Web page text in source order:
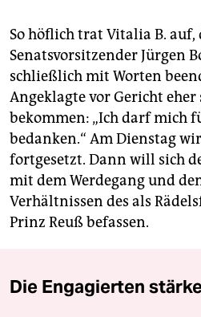
So höflich trat Vitalia B. auf,
Senatsvorsitzender Jürgen
schließlich mit Worten
Angeklagte vor Gericht eher
bekommen: „Ich darf mich
bedanken.“ Am Dienstag
fortgesetzt. Dann will sich
mit dem Werdegang und
Verhältnissen des als
Prinz Reuß befassen.
Die Engagierten